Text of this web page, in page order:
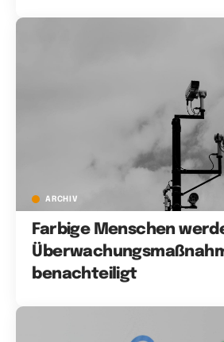
ARCHIV
Farbige Menschen
benachteiligt